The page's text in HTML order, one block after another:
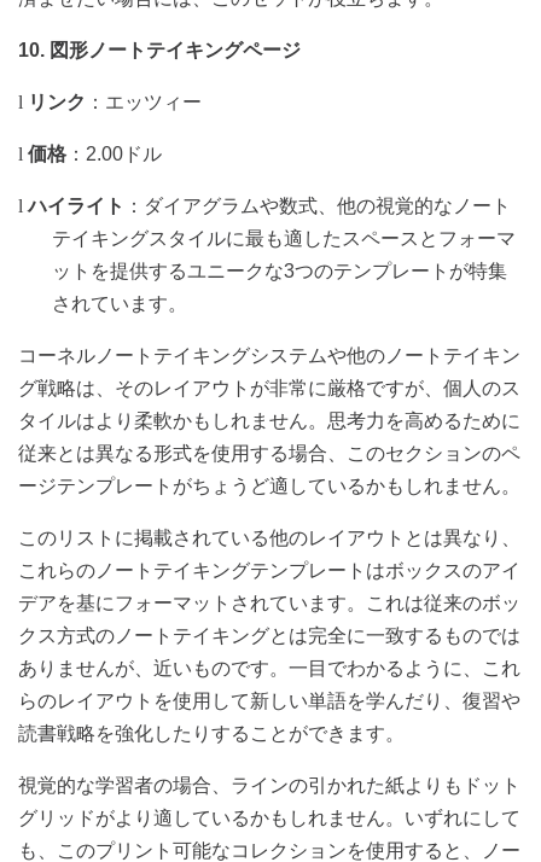
10. 図形ノートテイキングページ
l リンク ： エッツィー
l 価格 ： 2.00 ドル
l ハイライト ：ダイアグラムや数式、他の視覚的なノート
テイキングスタイルに最も適したスペースとフォーマ
ットを提供するユニークな3つのテンプレートが特集
されています。
コーネルノートテイキングシステムや他のノートテイキン
グ戦略は、そのレイアウトが非常に厳格ですが、個人のス
タイルはより柔軟かもしれません。思考力を高めるために
従来とは異なる形式を使用する場合、このセクションのペ
ージテンプレートがちょうど適しているかもしれません。
このリストに掲載されている他のレイアウトとは異なり、
これらのノートテイキングテンプレートはボックスのアイ
デアを基にフォーマットされています。これは従来のボッ
クス方式のノートテイキングとは完全に一致するものでは
ありませんが、近いものです。一目でわかるように、これ
らのレイアウトを使用して新しい単語を学んだり、復習や
読書戦略を強化したりすることができます。
視覚的な学習者の場合、ラインの引かれた紙よりもドット
グリッドがより適しているかもしれません。いずれにして
も、このプリント可能なコレクションを使用すると、ノー